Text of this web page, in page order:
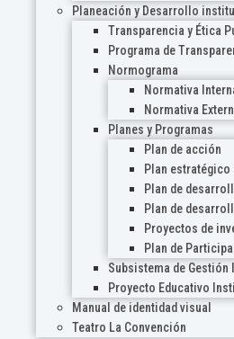
Planeación y Desarrollo
Transparencia y Ética
Programa de
Normograma
Normativa
Normativa
Planes y Programas
Plan de acción
Plan estratégico
Plan de
Plan de
Proyectos de
Plan de
Subsistema de Gestión
Proyecto Educativo
Manual de identidad visual
Teatro La Convención